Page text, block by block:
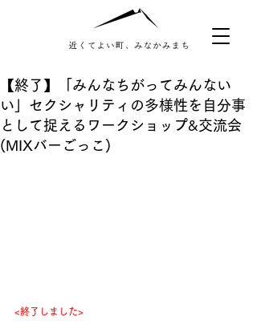
【終了】「みんなちがってみんない
い」セクシャリティの多様性を自分事
として捉えるワークショップ&交流会
(MIXバーごっこ)
<終了しました>